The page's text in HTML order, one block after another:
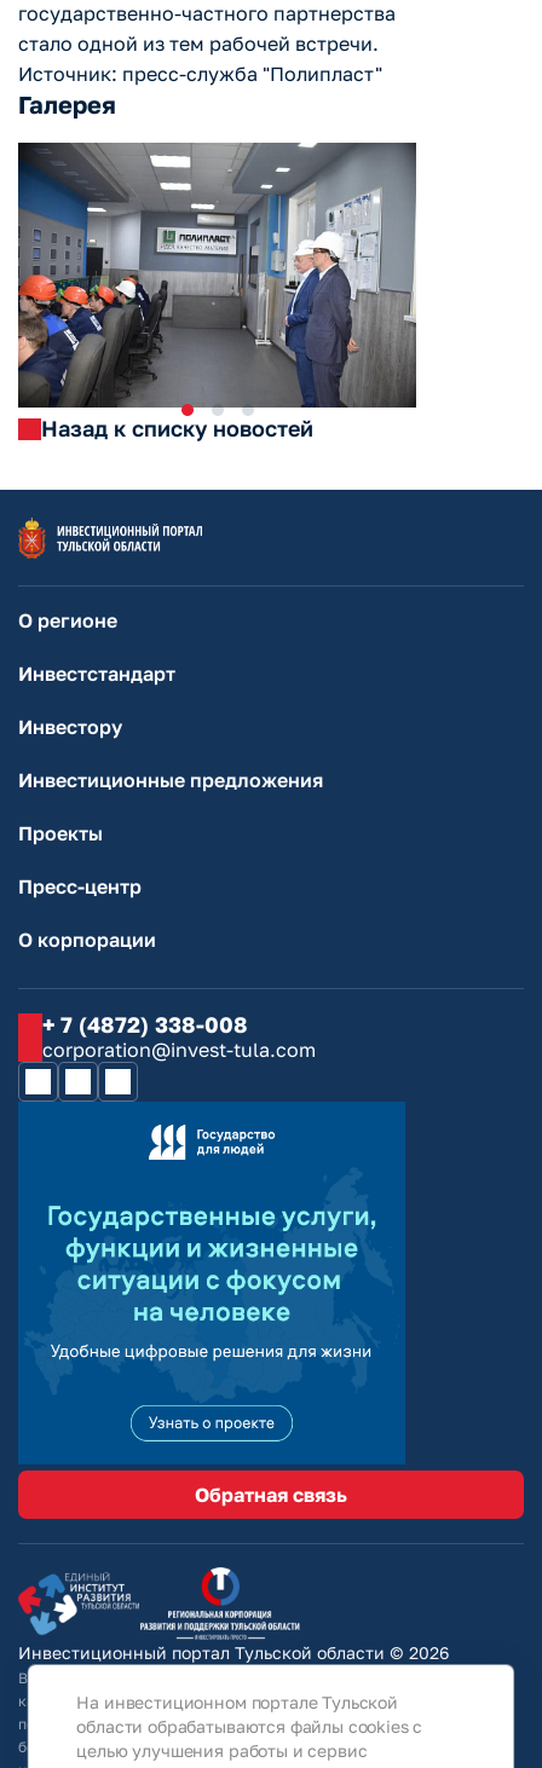
государственно-частного партнерства
стало одной из тем рабочей встречи.
Источник: пресс-служба "Полипласт"
Галерея
Назад к списку новостей
О регионе
Инвестстандарт
Инвестору
Инвестиционные предложения
Проекты
Пресс-центр
О корпорации
+ 7 (4872) 338-008
corporation@invest-tula.com
Обратная связь
Инвестиционный портал Тульской области © 2026
Вся информация на сайте носит ознакомительный характер и ни при
каких условиях не является публичной офертой, определяемой
положениями Статьи 437 Гражданского кодекса РФ. Для получения
более подробной информации и окончательных условий следует
На инвестиционном портале Тульской
области обрабатываются файлы cookies с
целью улучшения работы и сервис